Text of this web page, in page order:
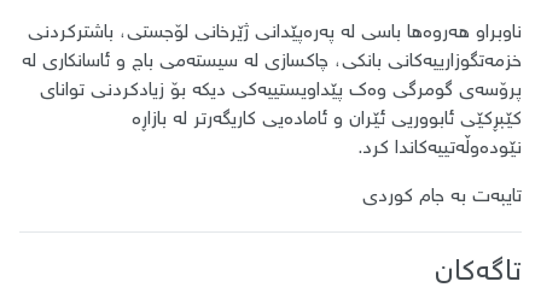
ناوبراو هەروەها باسی لە پەرەپێدانی ژێرخانی لۆجستی، باشترکردنی
خزمەتگوزارییەکانی بانکی، چاکسازی لە سیستەمی باج و ئاسانکاری لە
پرۆسەی گومرگی وەک پێداویستییەکی دیکە بۆ زیادکردنی توانای
کێبڕکێی ئابووریی ئێران و ئامادەیی کاریگەرتر لە بازاڕە
نێودەوڵەتییەکاندا کرد.
تایبەت بە جام کوردی
تاگەکان